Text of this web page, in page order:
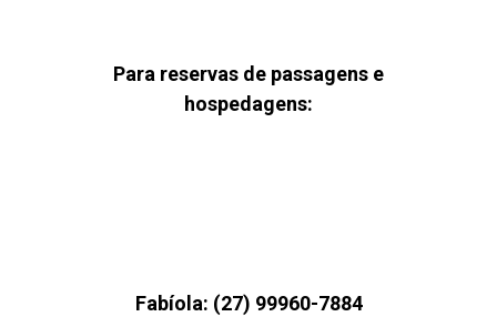
Para reservas de passagens e
hospedagens:
Fabíola: (27) 99960-7884